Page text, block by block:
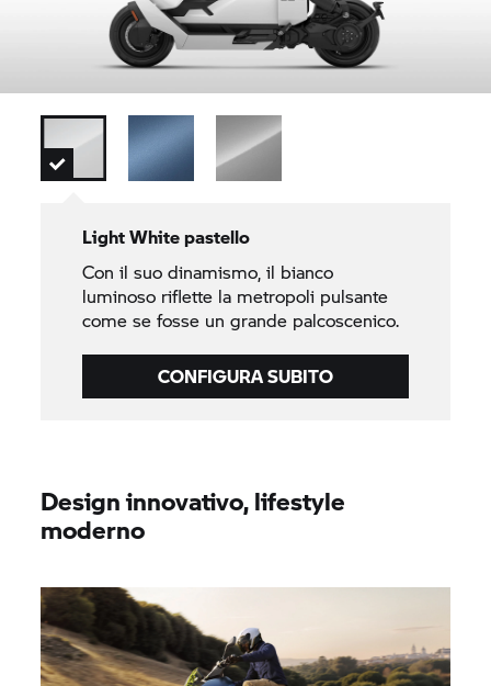
Light White pastello
Con il suo dinamismo, il bianco
luminoso riflette la metropoli pulsante
come se fosse un grande palcoscenico.
CONFIGURA SUBITO
Design innovativo, lifestyle
moderno